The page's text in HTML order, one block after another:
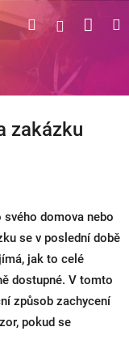
HledatPřihlášení
zakázku
domova nebo
se v poslední době
jak to celé
dostupné. V tomto
způsob zachycení
pokud se